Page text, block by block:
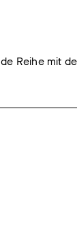
Reihe mit